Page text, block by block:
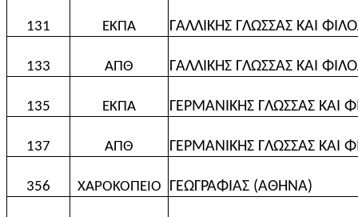
131 ΕΚΠΑ ΓΑΛΛΙΚΗΣ ΓΛΩΣΣΑΣ ΚΑΙ
133 ΑΠΘ ΓΑΛΛΙΚΗΣ ΓΛΩΣΣΑΣ ΚΑΙ
135 ΕΚΠΑ ΓΕΡΜΑΝΙΚΗΣ ΓΛΩΣΣΑΣ ΚΑΙ
137 ΑΠΘ ΓΕΡΜΑΝΙΚΗΣ ΓΛΩΣΣΑΣ ΚΑΙ
356 ΧΑΡΟΚΟΠΕΙΟ ΓΕΩΓΡΑΦΙΑΣ (ΑΘΗΝΑ)